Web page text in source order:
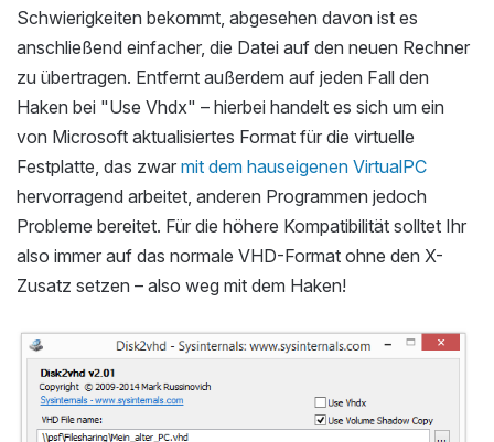
Schwierigkeiten bekommt, abgesehen davon ist es
anschließend einfacher, die Datei auf den neuen Rechner
zu übertragen. Entfernt außerdem auf jeden Fall den
Haken bei "Use Vhdx" – hierbei handelt es sich um ein
von Microsoft aktualisiertes Format für die virtuelle
Festplatte, das zwar mit dem hauseigenen VirtualPC
hervorragend arbeitet, anderen Programmen jedoch
Probleme bereitet. Für die höhere Kompatibilität solltet Ihr
also immer auf das normale VHD-Format ohne den X-
Zusatz setzen – also weg mit dem Haken!